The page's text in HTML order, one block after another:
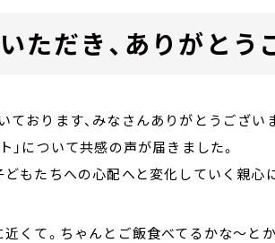
ただき、ありがとう
おります、みなさんありがとうござい
」について共感の声が届きました。
もたちへの心配へと変化していく親心
くて。ちゃんとご飯食べてるかな～とか